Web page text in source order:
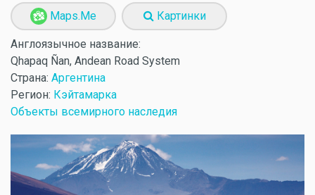
Maps.Me Картинки
Англоязычное название:
Qhapaq Ñan, Andean Road System
Страна: Аргентина
Регион: Кэйтамарка
Объекты всемирного наследия